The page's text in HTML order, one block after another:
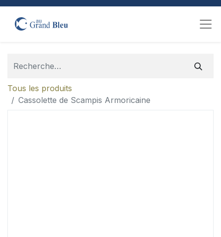
Tous les produits
Cassolette de Scampis Armoricaine